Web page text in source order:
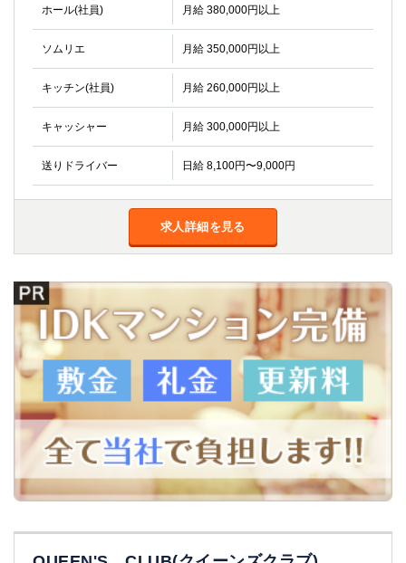
ホール(社員) 月給 380,000円以上
ソムリエ 月給 350,000円以上
キッチン(社員) 月給 260,000円以上
キャッシャー 月給 300,000円以上
送りドライバー 日給 8,100円〜9,000円
求人詳細を見る